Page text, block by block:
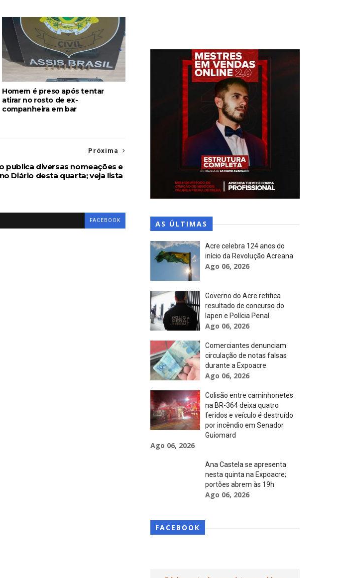
Homem é preso após tentar
atirar no rosto de ex-
companheira em bar
Próxima
publica diversas nomeações e
Diário desta quarta; veja lista
FACEBOOK AS ÚLTIMAS
Acre celebra 124 anos do
início da Revolução Acreana
Ago 06, 2026
Governo do Acre retifica
resultado de concurso do
Iapen e Polícia Penal
Ago 06, 2026
Comerciantes denunciam
circulação de notas falsas
durante a Expoacre
Ago 06, 2026
Colisão entre caminhonetes
na BR-364 deixa quatro
feridos e veículo é destruído
por incêndio em Senador
Guiomard
Ago 06, 2026
Ana Castela se apresenta
nesta quinta na Expoacre;
portões abrem às 19h
Ago 06, 2026
FACEBOOK